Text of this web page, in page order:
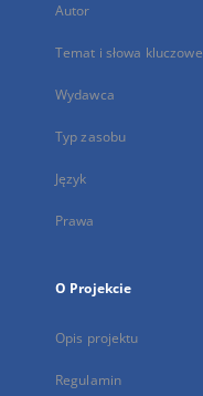
Autor
Temat i słowa kluczowe
Wydawca
Typ zasobu
Język
Prawa
O Projekcie
Opis projektu
Regulamin